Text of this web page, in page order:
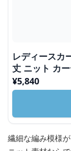
レディースカ
丈 ニット カ
¥5,840
繊細な編み模様